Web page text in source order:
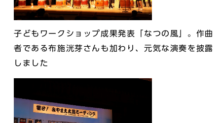
子どもワークショップ成果発表「なつの風」。作曲
者である布施洸芽さんも加わり、元気な演奏を披露
しました